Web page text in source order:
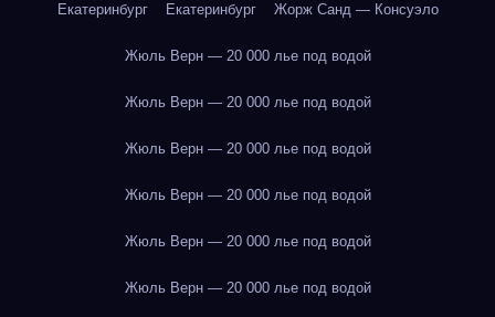
Екатеринбург Екатеринбург Жорж Санд — Консуэло
Жюль Верн — 20 000 лье под водой
Жюль Верн — 20 000 лье под водой
Жюль Верн — 20 000 лье под водой
Жюль Верн — 20 000 лье под водой
Жюль Верн — 20 000 лье под водой
Жюль Верн — 20 000 лье под водой